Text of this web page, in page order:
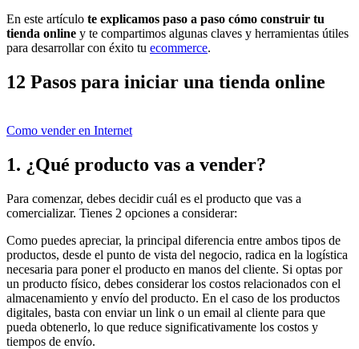
En este artículo te explicamos paso a paso cómo construir tu
tienda online y te compartimos algunas claves y herramientas útiles
para desarrollar con éxito tu ecommerce.
12 Pasos para iniciar una tienda online
Como vender en Internet
1. ¿Qué producto vas a vender?
Para comenzar, debes decidir cuál es el producto que vas a
comercializar. Tienes 2 opciones a considerar:
Como puedes apreciar, la principal diferencia entre ambos tipos de
productos, desde el punto de vista del negocio, radica en la logística
necesaria para poner el producto en manos del cliente. Si optas por
un producto físico, debes considerar los costos relacionados con el
almacenamiento y envío del producto. En el caso de los productos
digitales, basta con enviar un link o un email al cliente para que
pueda obtenerlo, lo que reduce significativamente los costos y
tiempos de envío.